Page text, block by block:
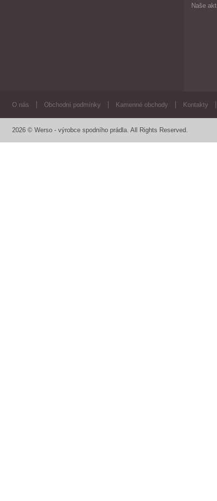
Naše
O nás Obchodní podmínky Kamenné obchody Kontakty
2026 © Werso - výrobce spodního prádla. All Rights Reserved.